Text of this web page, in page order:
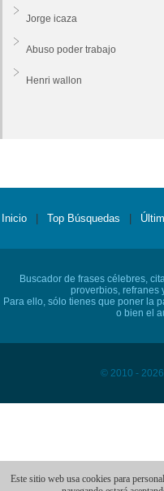
Jorge icaza
Abuso poder trabajo
Henri wallon
Inicio Top Búsquedas
Buscador de frases célebres,
proverbios, refranes
Para ello, sólo tienes que poner la
o bien el
© 2010 -
Este sitio web usa cookies para